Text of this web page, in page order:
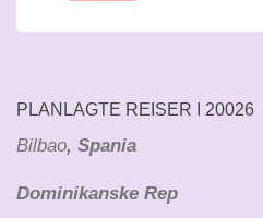
PLANLAGTE REISER I 20026
Bilbao, Spania
Dominikanske Rep